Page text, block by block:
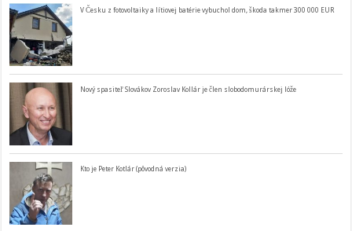
V Česku z fotovoltaiky a lítiovej batérie vybuchol dom, škoda takmer 300 000 EUR
Nový spasiteľ Slovákov Zoroslav Kollár je člen slobodomurárskej lóže
Kto je Peter Kotlár (pôvodná verzia)